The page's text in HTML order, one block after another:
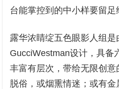
台能掌控到的中小样要留足
露华浓睛绽五色眼影人组是
GucciWestman设计，具备
丰富有层次，带给无限创
脱俗，或烟熏情迷；或有